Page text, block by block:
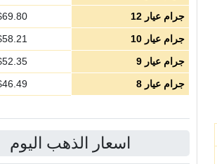
جرام عيار 12
69.80
جرام عيار 10
58.21
جرام عيار 9
52.35
جرام عيار 8
46.49
اسعار الذهب اليوم